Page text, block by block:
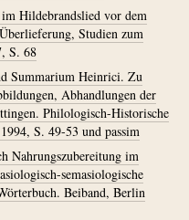
Hildebrandslied vor dem
Studien zum
S. 68
Summarium Heinrici. Zu
Abhandlungen der
Philologisch-Historische
S. 49-53 und passim
Nahrungszubereitung im
semasiologische
Beiband, Berlin